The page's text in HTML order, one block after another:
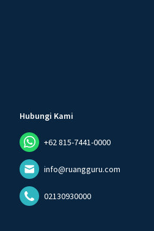
Hubungi Kami
+62 815-7441-0000
info@ruangguru.com
02130930000